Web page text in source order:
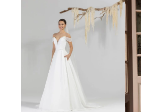
Poročna obleka 19